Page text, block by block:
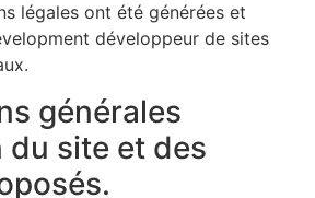
légales ont été générées et
développeur de sites
générales
du site et des